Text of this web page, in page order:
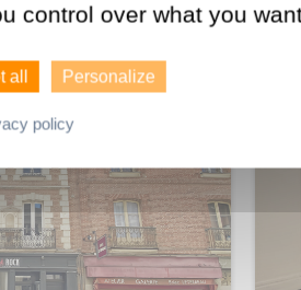
control over what you
all Personalize
policy